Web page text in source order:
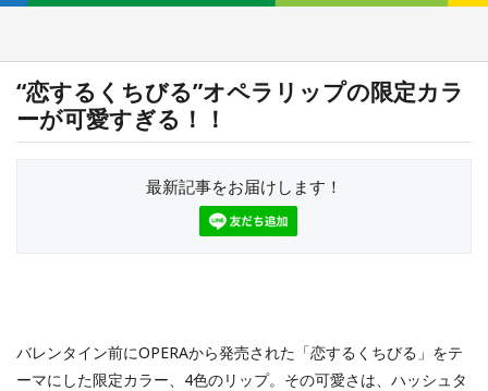
“恋するくちびる”オペラリップの限定カラ
ーが可愛すぎる！！
最新記事をお届けします！
バレンタイン前にOPERAから発売された「恋するくちびる」をテ
ーマにした限定カラー、4色のリップ。その可愛さは、ハッシュタ